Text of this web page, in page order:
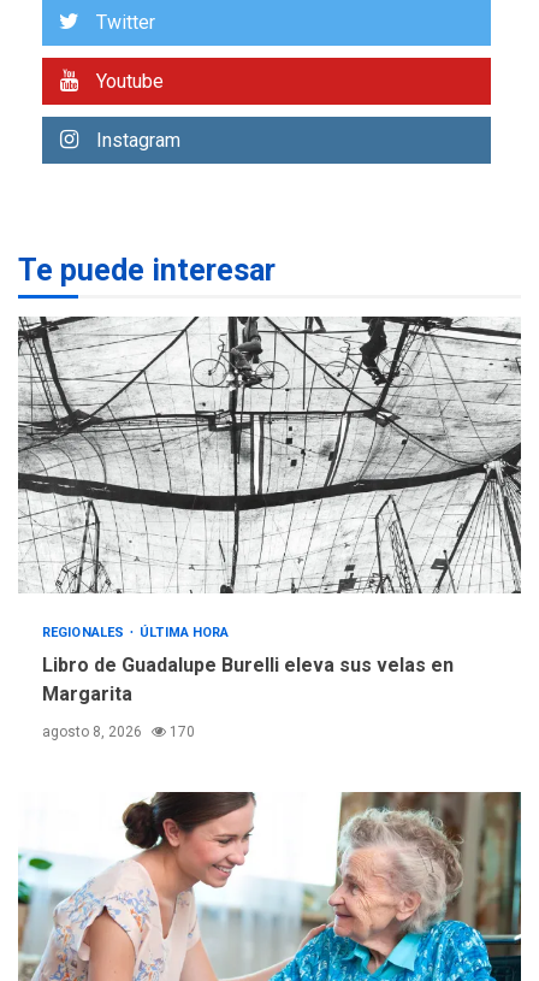
7
2
Margarita será sede de
para aprender a atender
adultos mayores
3
REGIONALES ÚLTIMA HORA
Mariño fortalece capacidad
operativa con flota
vehicular de 60 unidades
adquiridas en un año de
gestión
4
REGIONALES ÚLTIMA HORA
«Juan Bautista Arismendi» a
la altura de Macho Muerto
trabajan en diplomado para
creación y manejo de
estadísticas de turismo
Twitter
Youtube
Instagram
Te puede interesar
REGIONALES ÚLTIMA HORA
Libro de Guadalupe Burelli eleva sus velas en
Margarita
agosto 8, 2026 170